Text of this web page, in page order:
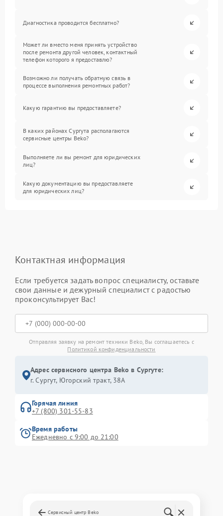
Диагностика проводится бесплатно?
Может ли вместо меня принять устройство
после ремонта другой человек, контактный
телефон которого я предоставлю?
Возможно ли получать обратную связь в
процессе выполнения ремонтных работ?
Какую гарантию вы предоставляете?
В каких районах Сургута располагаются
сервисные центры Beko?
Выполняете ли вы ремонт для юридических
лиц?
Какую документацию вы предоставляете
для юридических лиц?
Контактная информация
Если требуется задать вопрос специалисту, оставьте
свои данные и дежурный специалист с радостью
проконсультирует Вас!
Отправляя заявку на ремонт техники Beko, Вы соглашаетесь с
Политикой конфиденциальности
Адрес сервисного центра Beko в Сургуте:
г. Сургут, Югорский тракт, 38А
Горячая линия
+7 (800) 301-55-83
Время работы
Ежедневно с 9:00 до 21:00
Сервисный центр Beko